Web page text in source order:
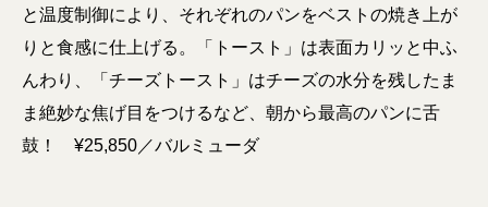
と温度制御により、それぞれのパンをベストの焼き上が
りと食感に仕上げる。「トースト」は表面カリッと中ふ
んわり、「チーズトースト」はチーズの水分を残したま
ま絶妙な焦げ目をつけるなど、朝から最高のパンに舌
鼓！ ¥25,850／バルミューダ